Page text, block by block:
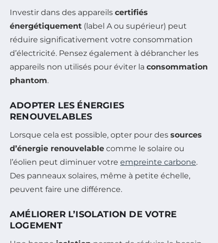
Investir dans des appareils certifiés
énergétiquement (label A ou supérieur) peut
réduire significativement votre consommation
d’électricité. Pensez également à débrancher les
appareils non utilisés pour éviter la consommation
phantom.
ADOPTER LES ÉNERGIES
RENOUVELABLES
Lorsque cela est possible, opter pour des sources
d’énergie renouvelable comme le solaire ou
l’éolien peut diminuer votre empreinte carbone.
Des panneaux solaires, même à petite échelle,
peuvent faire une différence.
AMÉLIORER L’ISOLATION DE VOTRE
LOGEMENT